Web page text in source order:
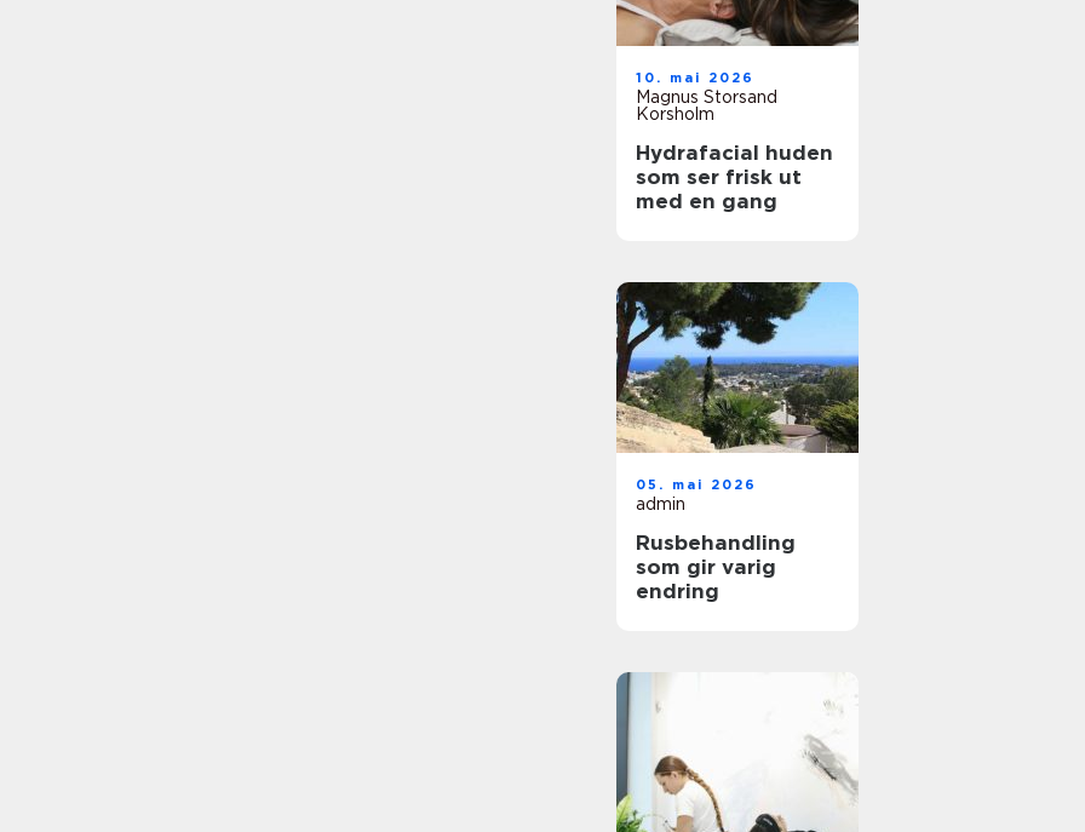
10. mai 2026
Magnus Storsand
Korsholm
Hydrafacial huden
som ser frisk ut
med en gang
05. mai 2026
admin
Rusbehandling
som gir varig
endring